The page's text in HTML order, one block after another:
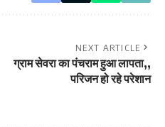
NEXT ARTICLE
ग्राम सेवरा का पंचराम हुआ लापता,,
परिजन हो रहे परेशान